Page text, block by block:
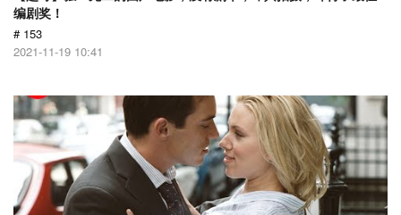
编剧奖！
# 153
2021-11-19 10:41